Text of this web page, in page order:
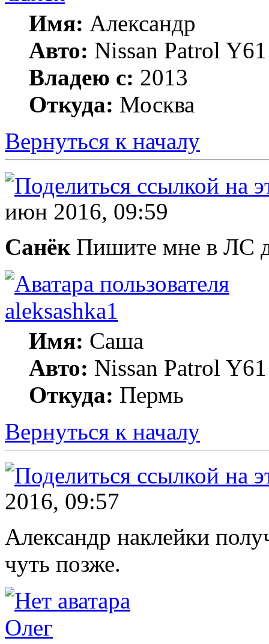
Имя: Александр
Авто: Nissan Patrol
Владею с: 2013
Откуда: Москва
Вернуться к началу
июн 2016, 09:59
СанёкПишите мне в ЛС
aleksashka1
Имя: Саша
Авто: Nissan Patrol
Откуда: Пермь
Вернуться к началу
2016, 09:57
Александр наклейки
чуть позже.
Олег